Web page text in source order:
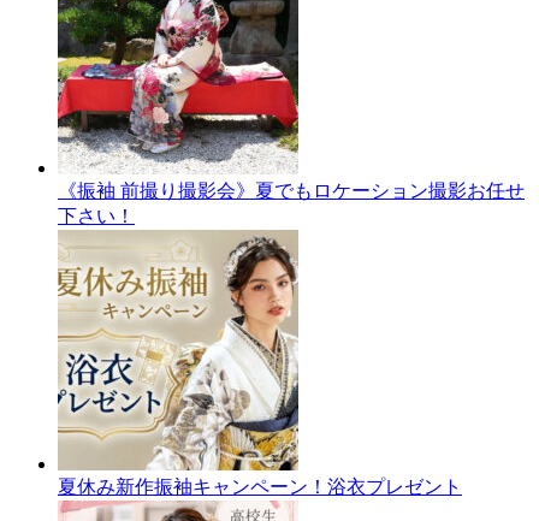
《振袖 前撮り撮影会》夏でもロケーション撮影お任せ
下さい！
夏休み新作振袖キャンペーン！浴衣プレゼント